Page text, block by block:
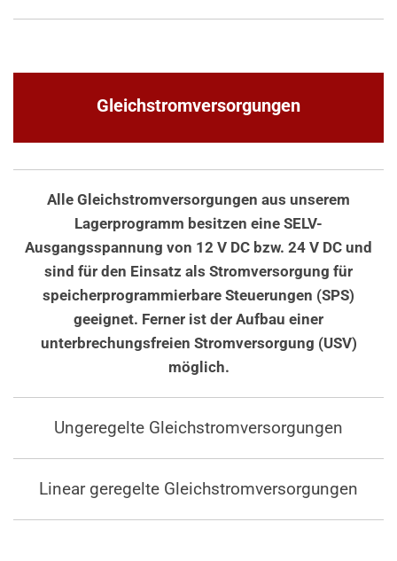
Gleichstromversorgungen
Alle Gleichstromversorgungen aus unserem
Lagerprogramm besitzen eine SELV-
Ausgangsspannung von 12 V DC bzw. 24 V DC und
sind für den Einsatz als Stromversorgung für
speicherprogrammierbare Steuerungen (SPS)
geeignet. Ferner ist der Aufbau einer
unterbrechungsfreien Stromversorgung (USV)
möglich.
Ungeregelte Gleichstromversorgungen
Linear geregelte Gleichstromversorgungen